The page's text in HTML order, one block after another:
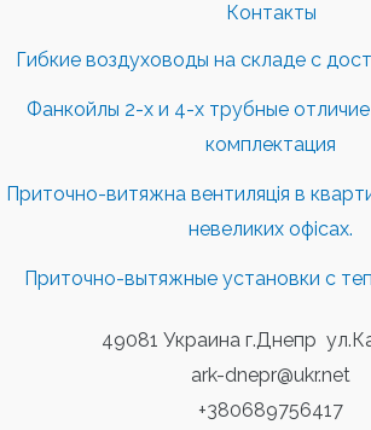
Контакты
Гибкие воздуховоды на складе с
Фанкойлы 2-х и 4-х трубные
комплектация
Приточно-витяжна вентиляція в
невеликих офісах.
Приточно-вытяжные установки с
49081 Украина г.Днепр
ark-dnepr@ukr.net
+380689756417